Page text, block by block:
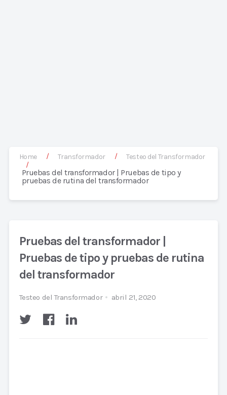
Home / Transformador /
Testeo del Transformador
/
Pruebas del transformador | Pruebas de tipo y
pruebas de rutina del transformador
Pruebas del transformador |
Pruebas de tipo y pruebas de rutina
del transformador
Testeo del Transformador abril 21, 2020